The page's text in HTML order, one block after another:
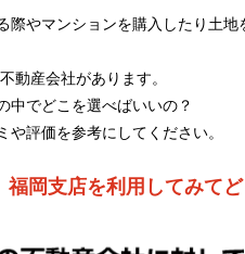
際やマンションを購入したり土地
動産会社があります。
中でどこを選べばいいの？
や評価を参考にしてください。
福岡支店を利用してみて